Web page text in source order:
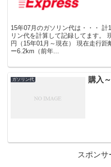
15年07月のガソリン代は・・・
リン代を計算して記録してます
円（15年01月～現在） 現在走行
ー6.2km（前年...
ガソリン代 購入
スポンサ